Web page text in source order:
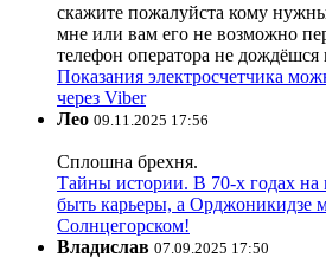
скажите пожалуйста кому
мне или вам его не возможно
телефон оператора не дождёшся
Показания электросчетчика
через Viber
Лео 09.11.2025 17:56
Сплошна брехня.
Тайны истории. В 70-х годах на
быть карьеры, а Орджоникидзе
Солнцегорском!
Владислав 07.09.2025 17:50